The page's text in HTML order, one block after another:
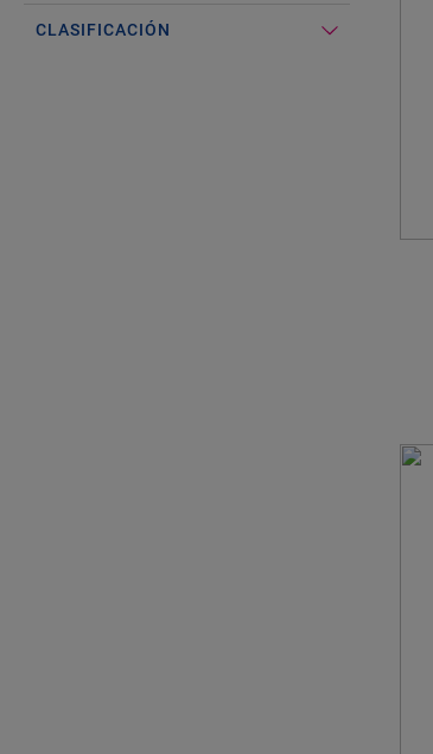
CLASIFICACIÓN